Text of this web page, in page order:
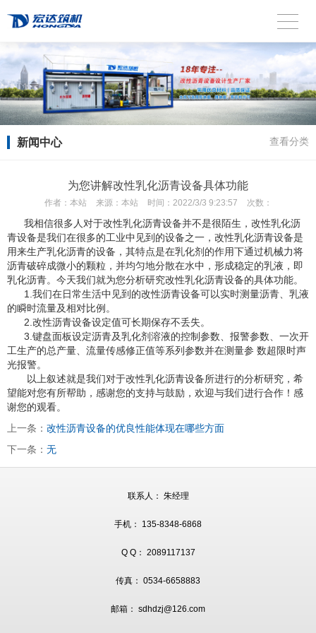
新闻中心 查看分类
为您讲解改性乳化沥青设备具体功能
作者： 本站 来源： 本站 时间： 2022/3/3 9:23:57 次数：
我相信很多人对于改性乳化沥青设备并不是很陌生，改性乳化沥
青设备是我们在很多的工业中见到的设备之一，改性乳化沥青设备是
用来生产乳化沥青的设备，其特点是在乳化剂的作用下通过机械力将
沥青破碎成微小的颗粒，并均匀地分散在水中，形成稳定的乳液，即
乳化沥青。今天我们就为您分析研究改性乳化沥青设备的具体功能。
1.我们在日常生活中见到的改性沥青设备可以实时测量沥青、乳液
的瞬时流量及相对比例。
2.改性沥青设备设定值可长期保存不丢失。
3.键盘面板设定沥青及乳化剂溶液的控制参数、报警参数、一次开
工生产的总产量、流量传感修正值等系列参数并在测量参 数超限时声
光报警。
以上叙述就是我们对于改性乳化沥青设备所进行的分析研究，希
望能对您有所帮助，感谢您的支持与鼓励，欢迎与我们进行合作！感
谢您的观看。
上一条： 改性沥青设备的优良性能体现在哪些方面
下一条： 无
联系人： 朱经理
手机： 135-8348-6868
Q Q： 2089117137
传真： 0534-6658883
邮箱： sdhdzj@126.com